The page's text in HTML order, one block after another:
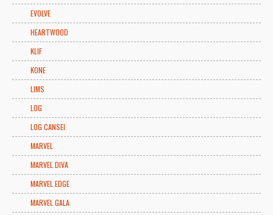
EVOLVE
HEARTWOOD
KLIF
KONE
LIMS
LOG
LOG CANSEI
MARVEL
MARVEL DIVA
MARVEL EDGE
MARVEL GALA